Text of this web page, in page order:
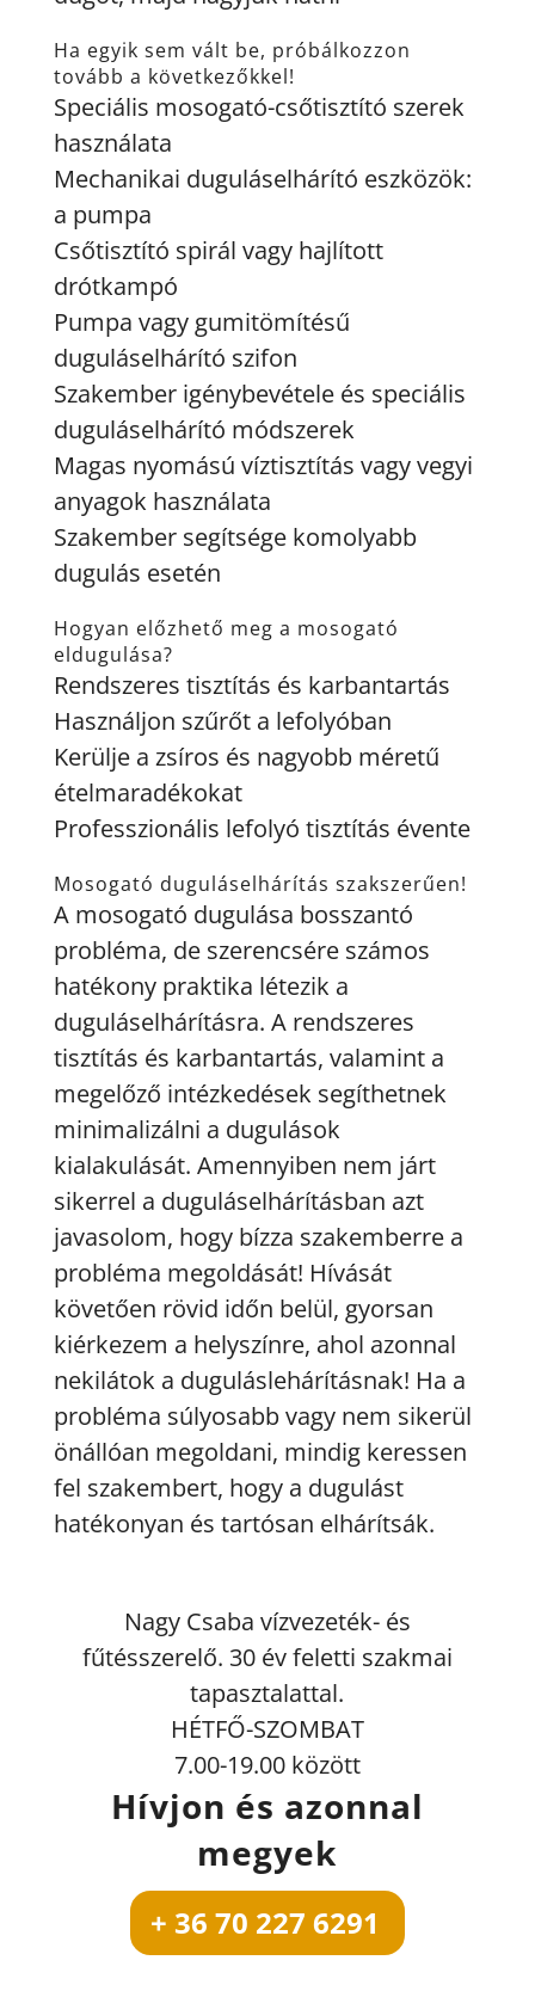
Ha egyik sem vált be, próbálkozzon
tovább a következőkkel!
Speciális mosogató-csőtisztító szerek
használata
Mechanikai duguláselhárító eszközök:
a pumpa
Csőtisztító spirál vagy hajlított
drótkampó
Pumpa vagy gumitömítésű
duguláselhárító szifon
Szakember igénybevétele és speciális
duguláselhárító módszerek
Magas nyomású víztisztítás vagy vegyi
anyagok használata
Szakember segítsége komolyabb
dugulás esetén
Hogyan előzhető meg a mosogató
eldugulása?
Rendszeres tisztítás és karbantartás
Használjon szűrőt a lefolyóban
Kerülje a zsíros és nagyobb méretű
ételmaradékokat
Professzionális lefolyó tisztítás évente
Mosogató duguláselhárítás szakszerűen!
A mosogató dugulása bosszantó
probléma, de szerencsére számos
hatékony praktika létezik a
duguláselhárításra. A rendszeres
tisztítás és karbantartás, valamint a
megelőző intézkedések segíthetnek
minimalizálni a dugulások
kialakulását. Amennyiben nem járt
sikerrel a duguláselhárításban azt
javasolom, hogy bízza szakemberre a
probléma megoldását! Hívását
követően rövid időn belül, gyorsan
kiérkezem a helyszínre, ahol azonnal
nekilátok a duguláslehárításnak! Ha a
probléma súlyosabb vagy nem sikerül
önállóan megoldani, mindig keressen
fel szakembert, hogy a dugulást
hatékonyan és tartósan elhárítsák.
Nagy Csaba vízvezeték- és
fűtésszerelő. 30 év feletti szakmai
tapasztalattal.
HÉTFŐ-SZOMBAT
7.00-19.00 között
Hívjon és azonnal
megyek
+ 36 70 227 6291